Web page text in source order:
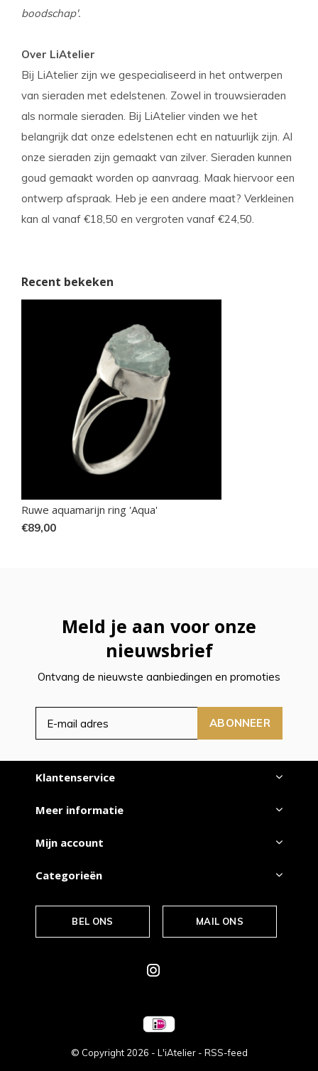
boodschap'.
Over LiAtelier
Bij LiAtelier zijn we gespecialiseerd in het ontwerpen
van sieraden met edelstenen. Zowel in trouwsieraden
als normale sieraden. Bij LiAtelier vinden we het
belangrijk dat onze edelstenen echt en natuurlijk zijn. Al
onze sieraden zijn gemaakt van zilver. Sieraden kunnen
goud gemaakt worden op aanvraag. Maak hiervoor een
ontwerp afspraak. Heb je een andere maat? Verkleinen
kan al vanaf €18,50 en vergroten vanaf €24,50.
Recent bekeken
Ruwe aquamarijn ring 'Aqua'
€89,00
Meld je aan voor onze
nieuwsbrief
Ontvang de nieuwste aanbiedingen en promoties
ABONNEER
Klantenservice
Meer informatie
Mijn account
Categorieën
BEL ONS MAIL ONS
© Copyright 2026 - L'iAtelier - RSS-feed